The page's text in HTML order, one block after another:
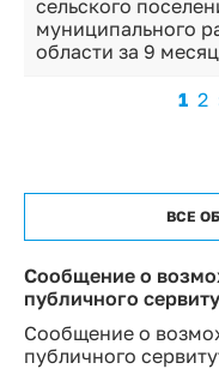
сельского
муниципального
области за 9
1 2
ВСЕ
Сообщение о
публичного
Сообщение о
публичного